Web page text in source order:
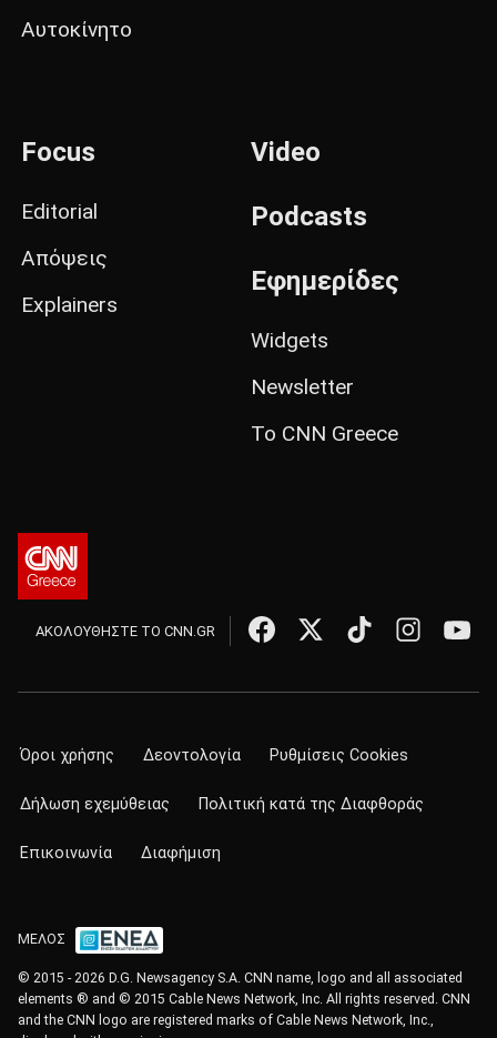
Αυτοκίνητο
Focus
Editorial
Απόψεις
Explainers
Video
Podcasts
Εφημερίδες
Widgets
Newsletter
Το CNN Greece
ΑΚΟΛΟΥΘΗΣΤΕ ΤΟ CNN.GR
Όροι χρήσης Δεοντολογία Ρυθμίσεις Cookies
Δήλωση εχεμύθειας Πολιτική κατά της Διαφθοράς
Επικοινωνία Διαφήμιση
ΜΕΛΟΣ
© 2015 - 2026 D.G. Newsagency S.A. CNN name, logo and all associated
elements ® and © 2015 Cable News Network, Inc. All rights reserved. CNN
and the CNN logo are registered marks of Cable News Network, Inc.,